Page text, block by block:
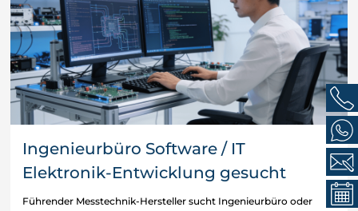
Ingenieurbüro Software / IT
Elektronik-Entwicklung gesucht
Führender Messtechnik-Hersteller sucht Ingenieurbüro oder